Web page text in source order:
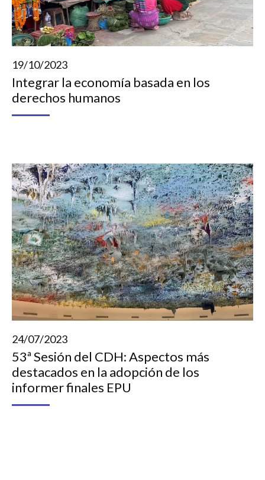
19/10/2023
Integrar la economía basada en los
derechos humanos
24/07/2023
53ª Sesión del CDH: Aspectos más
destacados en la adopción de los
informer finales EPU